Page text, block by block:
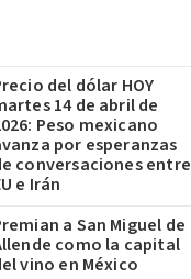
del dólar HOY
14 de abril de
Peso mexicano
por esperanzas
conversaciones entre
e Irán
a San Miguel de
como la capital
vino en México